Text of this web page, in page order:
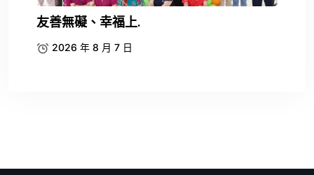
友善無礙、幸福上.
2026 年 8 月 7 日